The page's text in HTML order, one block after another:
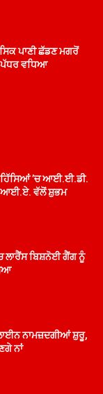
ਪਾਣੀ ਛੱਡਣ ਮਗਰੋਂ
ਪੱਧਰ ਵਧਿਆ
’ਚ ਆਈ.ਈ.ਡੀ.
ਵੱਲੋਂ ਸ਼ੁਭਮ
ਲਾਰੈਂਸ ਬਿਸ਼ਨੋਈ ਗੈਂਗ ਨੂੰ
ਨਾਮਜ਼ਦਗੀਆਂ ਸ਼ੁਰੂ,
ਨਾਂ